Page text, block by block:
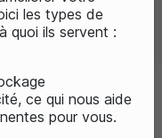
les types de
quoi ils servent :
ce qui nous aide
pour vous.
1